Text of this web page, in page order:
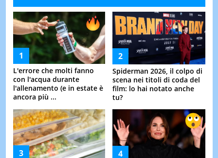
L'errore che molti fanno
con l'acqua durante
l'allenamento (e in estate è
ancora più ...
Spiderman 2026, il colpo di
scena nei titoli di coda del
film: lo hai notato anche
tu?